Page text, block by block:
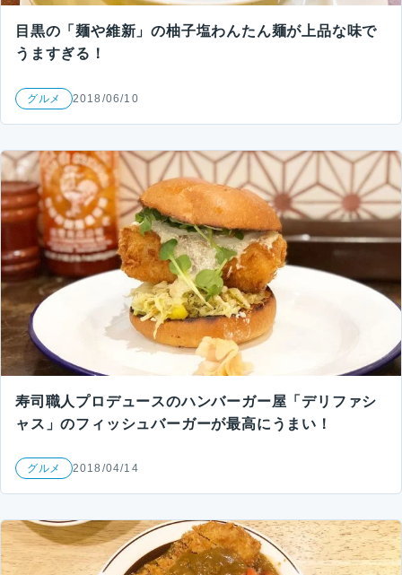
目黒の「麺や維新」の柚子塩わんたん麺が上品な味で
うますぎる！
グルメ 2018/06/10
寿司職人プロデュースのハンバーガー屋「デリファシ
ャス」のフィッシュバーガーが最高にうまい！
グルメ 2018/04/14